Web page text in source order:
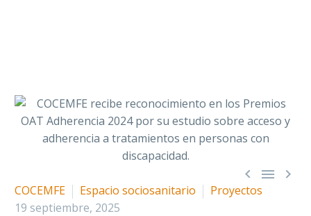
  
COCEMFE Espacio sociosanitario
Proyectos
19 septiembre, 2025